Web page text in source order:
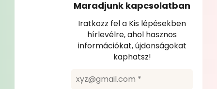
Maradjunk kapcsolatban
Iratkozz fel a Kis lépésekben
hírlevélre, ahol hasznos
információkat, újdonságokat
kaphatsz!